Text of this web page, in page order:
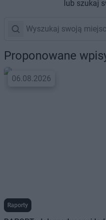
lub szukaj
Proponowane
06.08.2026
Raporty